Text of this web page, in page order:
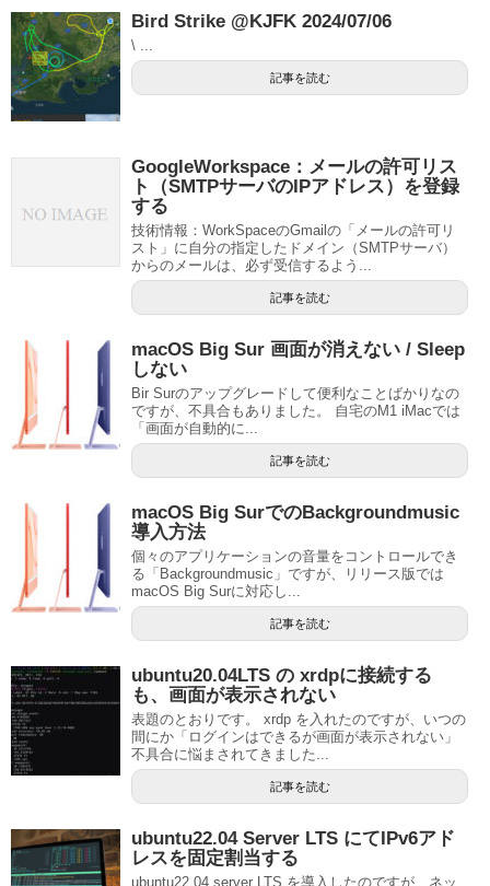
Bird Strike @KJFK 2024/07/06
\ ...
記事を読む
GoogleWorkspace：メールの許可リス
ト（SMTPサーバのIPアドレス）を登録
する
技術情報：WorkSpaceのGmailの「メールの許可リ
スト」に自分の指定したドメイン（SMTPサーバ）
からのメールは、必ず受信するよう...
記事を読む
macOS Big Sur 画面が消えない / Sleep
しない
Bir Surのアップグレードして便利なことばかりなの
ですが、不具合もありました。 自宅のM1 iMacでは
「画面が自動的に...
記事を読む
macOS Big SurでのBackgroundmusic
導入方法
個々のアプリケーションの音量をコントロールでき
る「Backgroundmusic」ですが、リリース版では
macOS Big Surに対応し...
記事を読む
ubuntu20.04LTS の xrdpに接続する
も、画面が表示されない
表題のとおりです。 xrdp を入れたのですが、いつの
間にか「ログインはできるが画面が表示されない」
不具合に悩まされてきました...
記事を読む
ubuntu22.04 Server LTS にてIPv6アド
レスを固定割当する
ubuntu22.04 server LTS を導入したのですが、ネッ